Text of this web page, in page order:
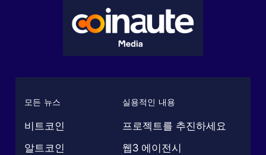
모든 뉴스
비트코인
알트코인
실용적인 내용
프로젝트를 추진하세요
웹3 에이전시